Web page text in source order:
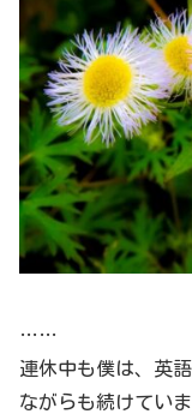
……
連休中も僕は、英
ながらも続けてい